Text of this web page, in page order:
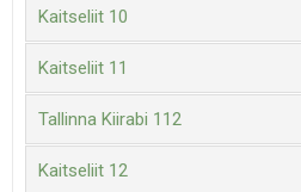
Kaitseliit 10
Kaitseliit 11
Tallinna Kiirabi 112
Kaitseliit 12